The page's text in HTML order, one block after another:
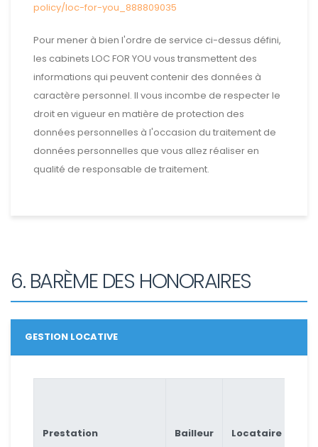
policy/loc-for-you_888809035
Pour mener à bien l'ordre de service ci-dessus défini,
les cabinets LOC FOR YOU vous transmettent des
informations qui peuvent contenir des données à
caractère personnel. Il vous incombe de respecter le
droit en vigueur en matière de protection des
données personnelles à l'occasion du traitement de
données personnelles que vous allez réaliser en
qualité de responsable de traitement.
6. BARÈME DES HONORAIRES
GESTION LOCATIVE
Prestation Bailleur Locataire